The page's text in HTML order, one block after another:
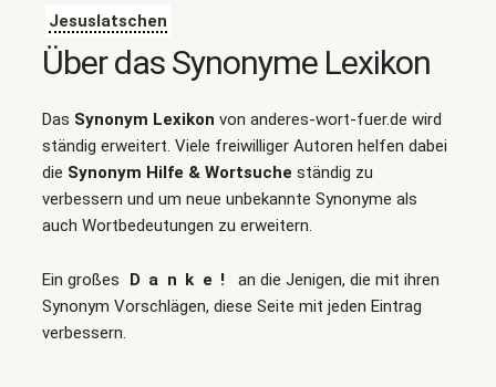
Jesuslatschen
Über das Synonyme Lexikon
Das Synonym Lexikon von anderes-wort-fuer.de wird
ständig erweitert. Viele freiwilliger Autoren helfen dabei
die Synonym Hilfe & Wortsuche ständig zu
verbessern und um neue unbekannte Synonyme als
auch Wortbedeutungen zu erweitern.
Ein großes Danke!
an die Jenigen, die mit ihren
Synonym Vorschlägen, diese Seite mit jeden Eintrag
verbessern.